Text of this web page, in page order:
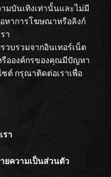
05/20/2026
05/20/2026
05/20/2026
มบันเทิงเท่านั้นและไม่มี
หาการโฆษณาหรือลิงก์
า
บรวมจากอินเทอร์เน็ต
รือองค์กรของคุณมีปัญหา
ต์ กรุณาติดต่อเราเพื่อ
รา
ยความเป็นส่วนตัว